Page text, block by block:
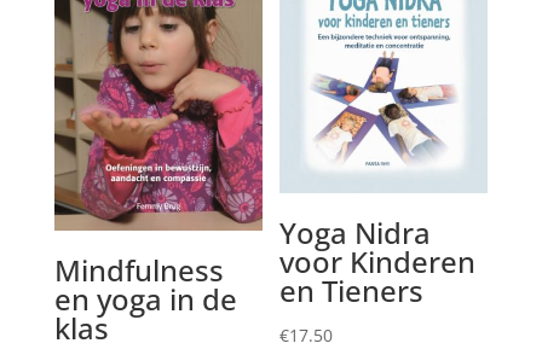
Mindfulness
en yoga in de
klas
Yoga Nidra
voor Kinderen
en Tieners
€17.50